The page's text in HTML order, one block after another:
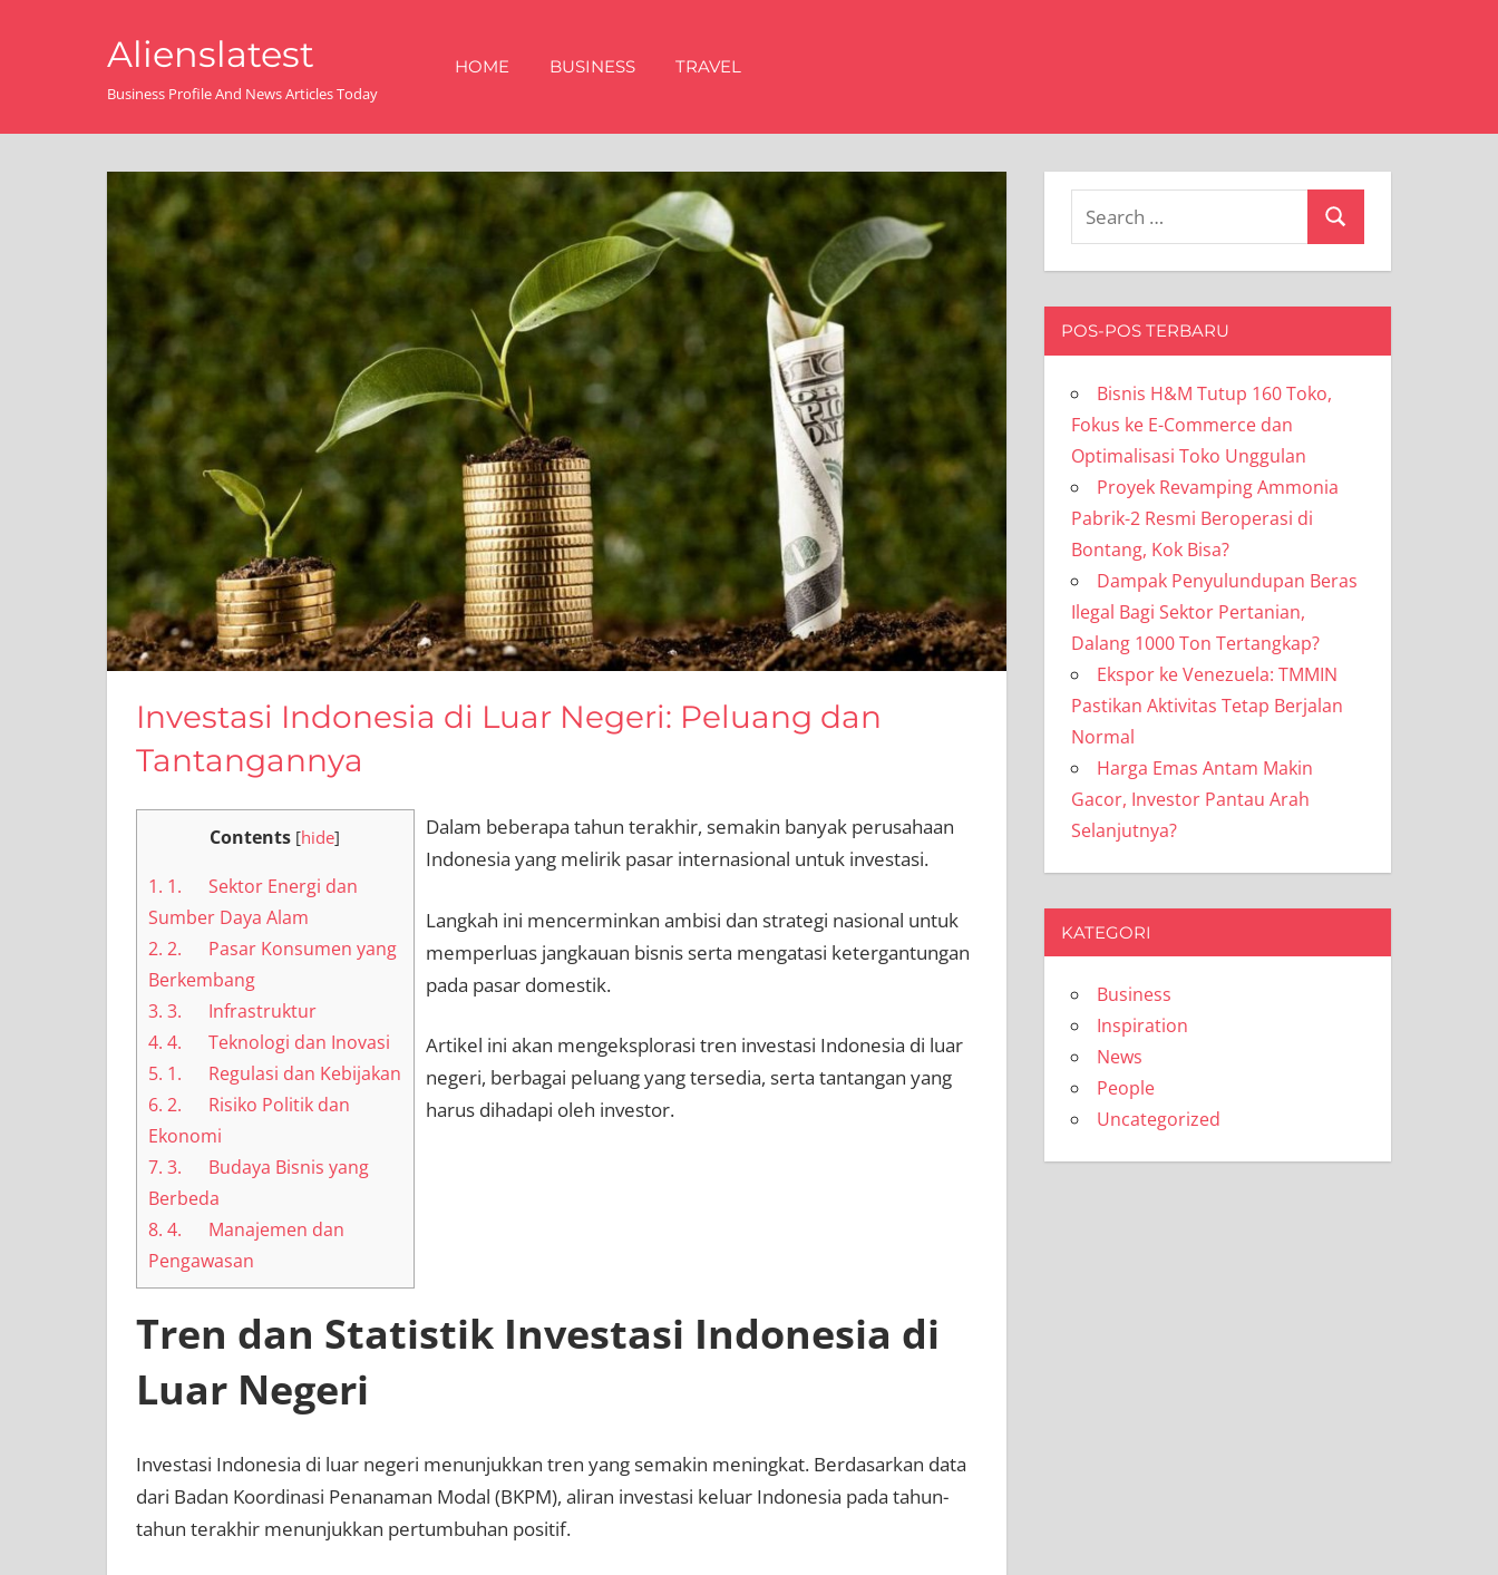
Alienslatest
Business Profile And News Articles Today
HOME BUSINESS TRAVEL
Investasi Indonesia di Luar Negeri: Peluang dan
Tantangannya
Contents [hide]
1. 1. Sektor Energi dan
Sumber Daya Alam
2. 2. Pasar Konsumen yang
Berkembang
3. 3. Infrastruktur
4. 4. Teknologi dan Inovasi
5. 1. Regulasi dan Kebijakan
6. 2. Risiko Politik dan
Ekonomi
7. 3. Budaya Bisnis yang
Berbeda
8. 4. Manajemen dan
Pengawasan
Dalam beberapa tahun terakhir, semakin banyak perusahaan
Indonesia yang melirik pasar internasional untuk investasi.
Langkah ini mencerminkan ambisi dan strategi nasional untuk
memperluas jangkauan bisnis serta mengatasi ketergantungan
pada pasar domestik.
Artikel ini akan mengeksplorasi tren investasi Indonesia di luar
negeri, berbagai peluang yang tersedia, serta tantangan yang
harus dihadapi oleh investor.
Tren dan Statistik Investasi Indonesia di
Luar Negeri
Investasi Indonesia di luar negeri menunjukkan tren yang semakin meningkat. Berdasarkan data
dari Badan Koordinasi Penanaman Modal (BKPM), aliran investasi keluar Indonesia pada tahun-
tahun terakhir menunjukkan pertumbuhan positif.
Search
POS-POS TERBARU
Bisnis H&M Tutup 160 Toko,
Fokus ke E-Commerce dan
Optimalisasi Toko Unggulan
Proyek Revamping Ammonia
Pabrik-2 Resmi Beroperasi di
Bontang, Kok Bisa?
Dampak Penyulundupan Beras
Ilegal Bagi Sektor Pertanian,
Dalang 1000 Ton Tertangkap?
Ekspor ke Venezuela: TMMIN
Pastikan Aktivitas Tetap Berjalan
Normal
Harga Emas Antam Makin
Gacor, Investor Pantau Arah
Selanjutnya?
KATEGORI
Business
Inspiration
News
People
Uncategorized